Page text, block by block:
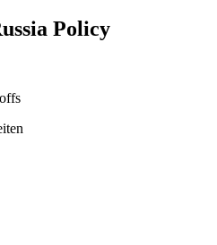
Policy